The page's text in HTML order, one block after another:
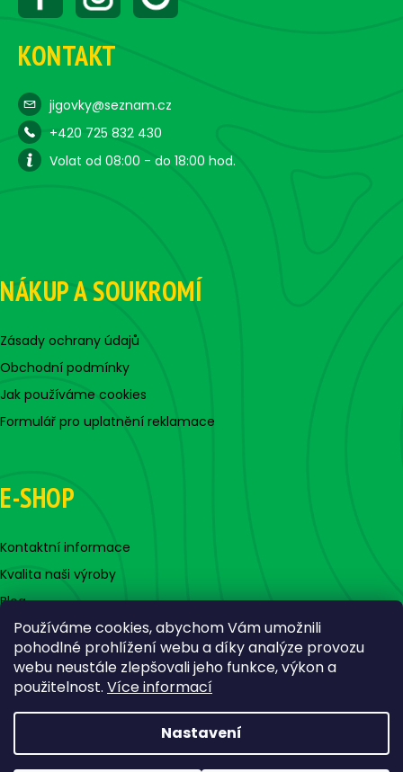
Používáme cookies, abychom Vám umožnili
pohodlné prohlížení webu a díky analýze provozu
webu neustále zlepšovali jeho funkce, výkon a
použitelnost. Více informací
Nastavení
KONTAKT
jigovky@seznam.cz
+420 725 832 430
Volat od 08:00 - do 18:00 hod.
NÁKUP A SOUKROMÍ
Zásady ochrany údajů
Obchodní podmínky
Jak používáme cookies
Formulář pro uplatnění reklamace
E-SHOP
Kontaktní informace
Kvalita naši výroby
Blog